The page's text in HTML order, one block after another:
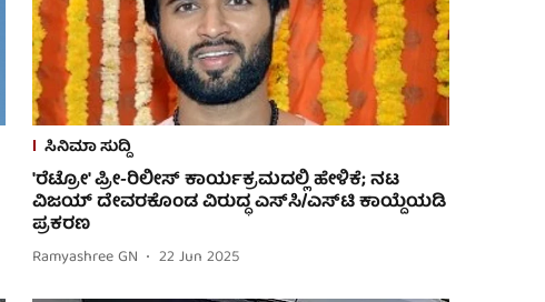
ಸಿನಿಮಾ ಸುದ್ದಿ
'ರೆಟ್ರೋ' ಪ್ರೀ-ರಿಲೀಸ್ ಕಾರ್ಯಕ್ರಮದಲ್ಲಿ ಹೇಳಿಕೆ; ನಟ
ವಿಜಯ್ ದೇವರಕೊಂಡ ವಿರುದ್ಧ ಎಸ್‌ಸಿ/ಎಸ್‌ಟಿ ಕಾಯ್ದೆಯಡಿ
ಪ್ರಕರಣ
Ramyashree GN 22 Jun 2025